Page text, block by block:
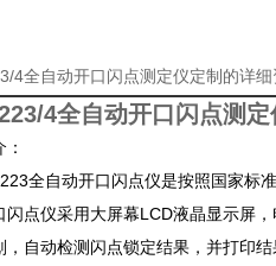
4全自动开口闪点测定仪定制的详细
4全自动开口闪点测定
全自动开口闪点仪是按照国家标
闪点仪采用大屏幕LCD液晶显示屏
，自动检测闪点锁定结果，并打印